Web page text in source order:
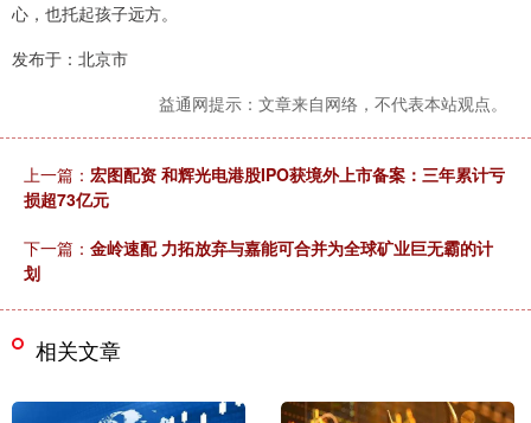
心，也托起孩子远方。
发布于：北京市
益通网提示：文章来自网络，不代表本站观点。
上一篇： 宏图配资 和辉光电港股IPO获境外上市备案：三年累计亏
损超73亿元
下一篇： 金岭速配 力拓放弃与嘉能可合并为全球矿业巨无霸的计
划
相关文章